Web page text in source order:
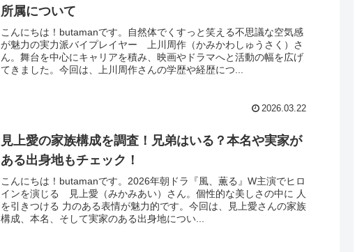
所属について
こんにちは！butamanです。自然体でくすっと笑える不思議な空気感
が魅力の実力派バイプレイヤー 上川周作（かみかわしゅうさく）さ
ん。舞台を中心にキャリアを積み、映画やドラマへと活動の幅を広げ
てきました。今回は、上川周作さんの学歴や経歴につ...
2026.03.22
見上愛の家族構成を調査！兄弟はいる？本名や実家が
ある出身地もチェック！
こんにちは！butamanです。2026年朝ドラ『風、薫る』W主演でヒロ
インを演じる 見上愛（みかみあい）さん。個性的な美しさの中に 人
を引きつける 力のある表情が魅力的です。今回は、見上愛さんの家族
構成、本名、そして実家のある出身地につい...